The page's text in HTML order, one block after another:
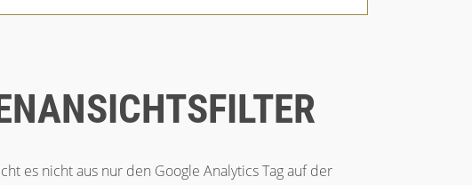
es nicht aus nur den Google Analytics Tag auf der